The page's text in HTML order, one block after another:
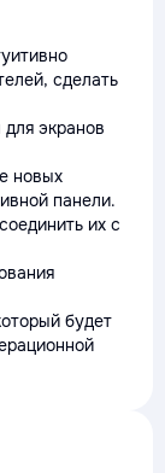
сделать
экранов
новых
панели.
их с
будет